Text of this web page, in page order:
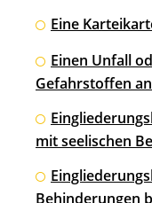
Eine
Einen Unfall
Gefahrstoffen
mit seelischen
Behinderungen